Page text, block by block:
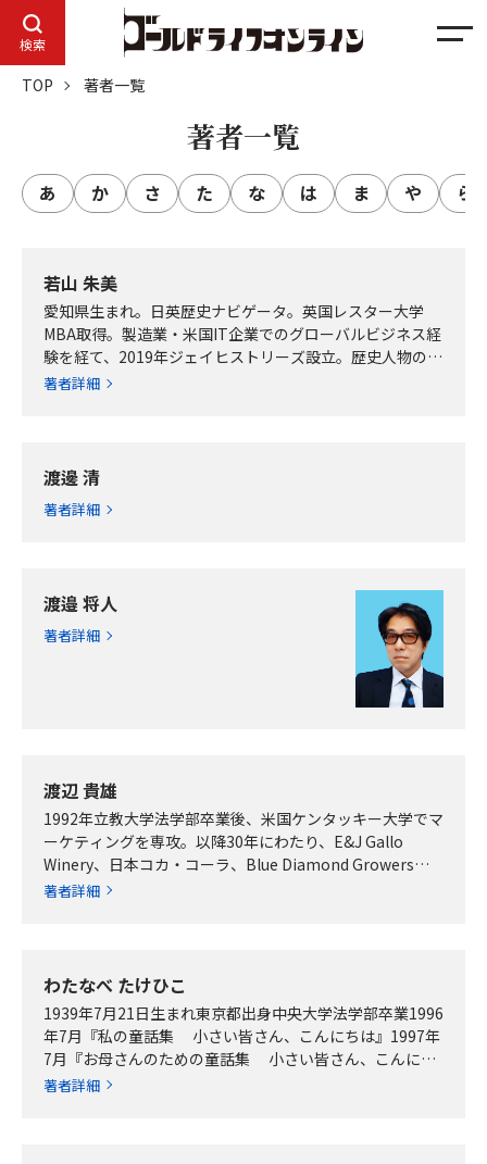
検索
メ
TOP 著者一覧
著者一覧
あ 行 か 行 さ 行 た 行 な 行 は 行 ま 行 や 行 ら
若山 朱美
愛知県生まれ。日英歴史ナビゲータ。英国レスター大学
MBA取得。製造業・米国IT企業でのグローバルビジネス経
験を経て、2019年ジェイヒストリーズ設立。歴史人物の物
語を通じ、学びと発見の旅行企画・実装…
著者詳細
渡邊 清
著者詳細
渡邉 将人
著者詳細
渡辺 貴雄
1992年立教大学法学部卒業後、米国ケンタッキー大学でマ
ーケティングを専攻。以降30年にわたり、E&J Gallo
Winery、日本コカ・コーラ、Blue Diamond Growersと
いったグ…
著者詳細
わたなべ たけひこ
1939年7月21日生まれ東京都出身中央大学法学部卒業1996
年7月『私の童話集 小さい皆さん、こんにちは』1997年
7月『お母さんのための童話集 小さい皆さん、こんにち
は』1997年～2008…
著者詳細